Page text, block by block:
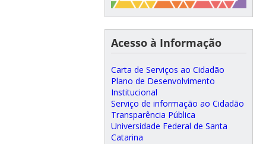
Acesso à Informação
Carta de Serviços ao Cidadão
Plano de Desenvolvimento
Institucional
Serviço de informação ao Cidadão
Transparência Pública
Universidade Federal de Santa
Catarina